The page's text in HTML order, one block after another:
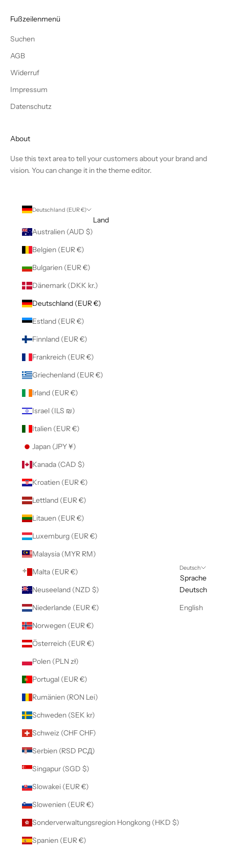
Fußzeilenmenü
Suchen
AGB
Widerruf
Impressum
Datenschutz
About
Use this text area to tell your customers about your brand and
vision. You can change it in the theme editor.
Deutschland (EUR €)
Land
Australien (AUD $)
Belgien (EUR €)
Bulgarien (EUR €)
Dänemark (DKK kr.)
Deutschland (EUR €)
Estland (EUR €)
Finnland (EUR €)
Frankreich (EUR €)
Griechenland (EUR €)
Irland (EUR €)
Israel (ILS ₪)
Italien (EUR €)
Japan (JPY ¥)
Kanada (CAD $)
Kroatien (EUR €)
Lettland (EUR €)
Litauen (EUR €)
Luxemburg (EUR €)
Malaysia (MYR RM)
Malta (EUR €)
Neuseeland (NZD $)
Niederlande (EUR €)
Norwegen (EUR €)
Österreich (EUR €)
Polen (PLN zł)
Portugal (EUR €)
Rumänien (RON Lei)
Schweden (SEK kr)
Schweiz (CHF CHF)
Serbien (RSD РСД)
Singapur (SGD $)
Slowakei (EUR €)
Slowenien (EUR €)
Sonderverwaltungsregion Hongkong (HKD $)
Spanien (EUR €)
Deutsch
Sprache
Deutsch
English